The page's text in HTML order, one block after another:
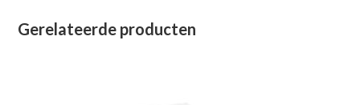
Gerelateerde producten